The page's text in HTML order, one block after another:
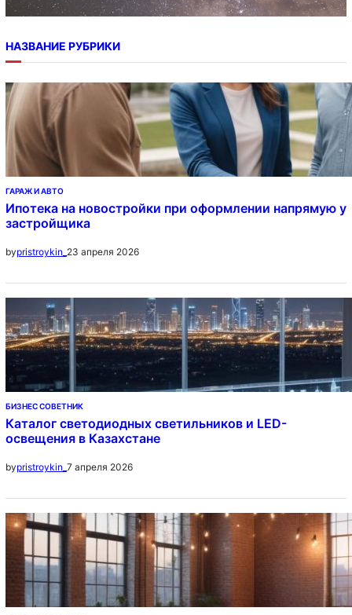
НАЗВАНИЕ РУБРИКИ
ГАРАЖ И АВТО
Ипотека на новостройки при оформлении напрямую у
застройщика
bypristroykin_ 23 апреля 2026
БИЗНЕС СОВЕТНИК
Каталог светодиодных светильников и LED-
освещения в Казахстане
bypristroykin_ 7 апреля 2026